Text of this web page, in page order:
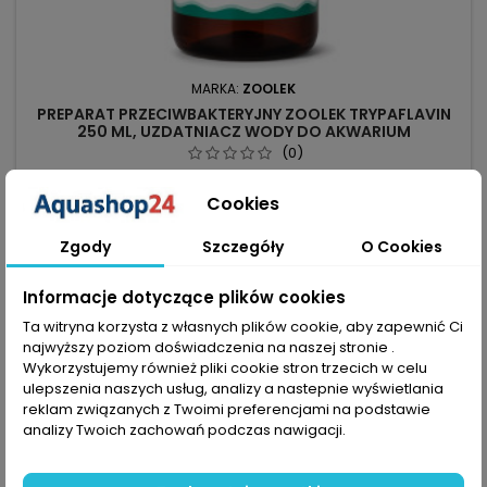
MARKA: ZOOLEK
PREPARAT PRZECIWBAKTERYJNY ZOOLEK TRYPAFLAVIN
250 ML, UZDATNIACZ WODY DO AKWARIUM
(0)
szerokim spektrum działania — skutecznie zwalcza
pierwotniaki, bakterie i grzyby, stosowany zarówno leczniczo,
jak i profilaktycznie. 250 ml — płynna forma, ułatwia
precyzyjne dawkowanie. Akryflawina — składnik o działaniu
pierwotniaki,...
Dodaj do koszyka
W magazynie
Cookies
Zgody Szczegóły O Cookies
Informacje dotyczące plików cookies
Ta witryna korzysta z własnych plików cookie, aby zapewnić Ci
najwyższy poziom doświadczenia na naszej stronie .
Wykorzystujemy również pliki cookie stron trzecich w celu
ulepszenia naszych usług, analizy a nastepnie wyświetlania
reklam związanych z Twoimi preferencjami na podstawie
analizy Twoich zachowań podczas nawigacji.